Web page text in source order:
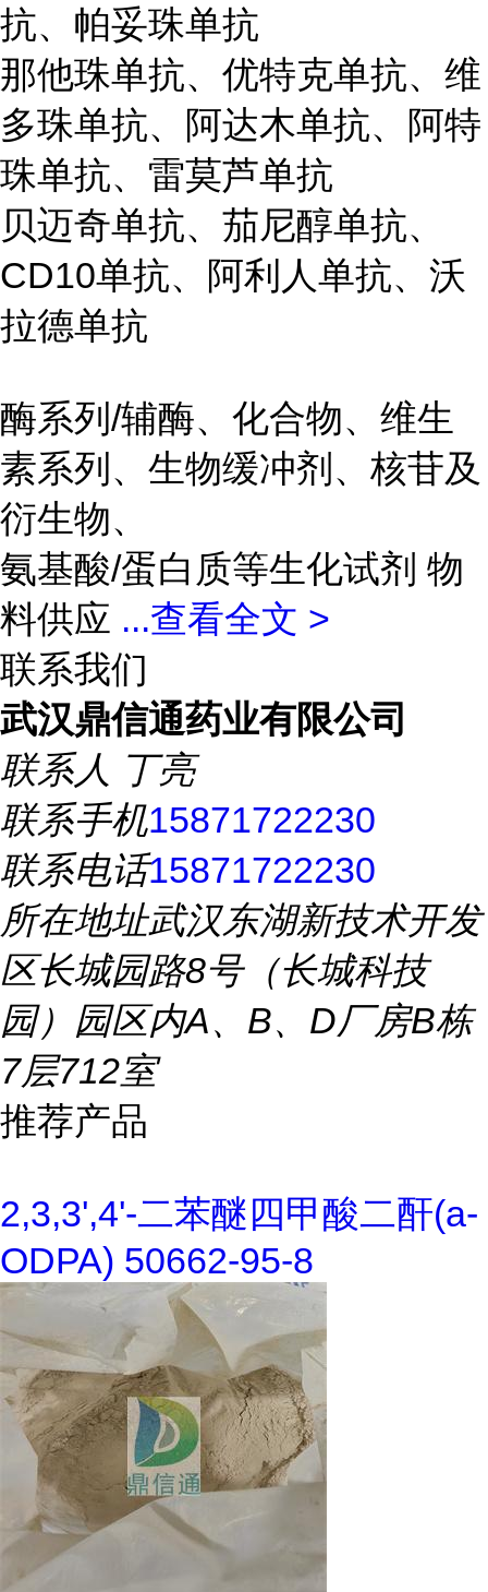
抗、帕妥珠单抗
那他珠单抗、优特克单抗、维
多珠单抗、阿达木单抗、阿特
珠单抗、雷莫芦单抗
贝迈奇单抗、茄尼醇单抗、
CD10单抗、阿利人单抗、沃
拉德单抗
酶系列/辅酶、化合物、维生
素系列、生物缓冲剂、核苷及
衍生物、
氨基酸/蛋白质等生化试剂 物
料供应 ...查看全文 >
联系我们
武汉鼎信通药业有限公司
联系人 丁亮
联系手机15871722230
联系电话15871722230
所在地址武汉东湖新技术开发
区长城园路8号（长城科技
园）园区内A、B、D厂房B栋
7层712室
推荐产品
2,3,3',4'-二苯醚四甲酸二酐(a-
ODPA) 50662-95-8